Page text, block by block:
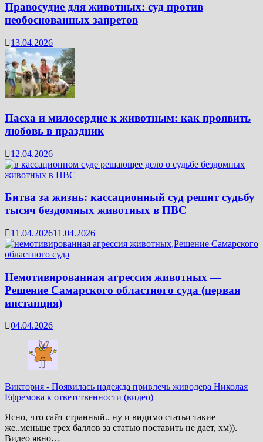
Правосудие для животных: суд против
необоснованных запретов
13.04.2026
Пасха и милосердие к животным: как проявить
любовь в праздник
12.04.2026
Битва за жизнь: кассационный суд решит судьбу
тысяч бездомных животных в ПВС
11.04.202611.04.2026
Немотивированная агрессия животных —
Решение Самарского областного суда (первая
инстанция)
04.04.2026
Виктория - Появилась надежда привлечь живодера Николая
Ефремова к ответственности (видео)
Ясно, что сайт странный.. ну и видимо статьи такие
же..меньше трех баллов за статью поставить не дает, хм)).
Видео явно…